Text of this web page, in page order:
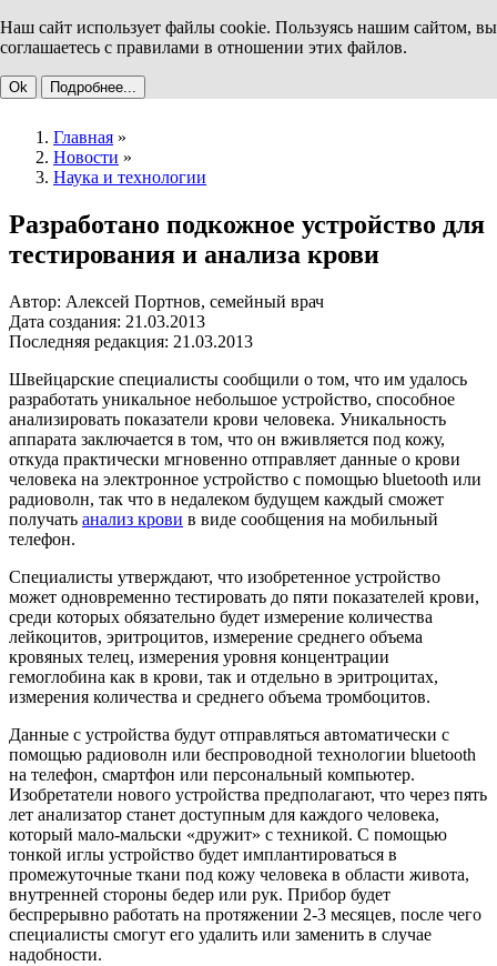
Наш сайт использует файлы cookie. Пользуясь нашим сайтом, вы
соглашаетесь с правилами в отношении этих файлов.
Ok Подробнее...
Главная »
Новости »
Наука и технологии
Разработано подкожное устройство для
тестирования и анализа крови
Автор: Алексей Портнов, семейный врач
Дата создания: 21.03.2013
Последняя редакция: 21.03.2013
Швейцарские специалисты сообщили о том, что им удалось
разработать уникальное небольшое устройство, способное
анализировать показатели крови человека. Уникальность
аппарата заключается в том, что он вживляется под кожу,
откуда практически мгновенно отправляет данные о крови
человека на электронное устройство с помощью bluetooth или
радиоволн, так что в недалеком будущем каждый сможет
получать анализ крови в виде сообщения на мобильный
телефон.
Специалисты утверждают, что изобретенное устройство
может одновременно тестировать до пяти показателей крови,
среди которых обязательно будет измерение количества
лейкоцитов, эритроцитов, измерение среднего объема
кровяных телец, измерения уровня концентрации
гемоглобина как в крови, так и отдельно в эритроцитах,
измерения количества и среднего объема тромбоцитов.
Данные с устройства будут отправляться автоматически с
помощью радиоволн или беспроводной технологии bluetooth
на телефон, смартфон или персональный компьютер.
Изобретатели нового устройства предполагают, что через пять
лет анализатор станет доступным для каждого человека,
который мало-мальски «дружит» с техникой. С помощью
тонкой иглы устройство будет имплантироваться в
промежуточные ткани под кожу человека в области живота,
внутренней стороны бедер или рук. Прибор будет
беспрерывно работать на протяжении 2-3 месяцев, после чего
специалисты смогут его удалить или заменить в случае
надобности.